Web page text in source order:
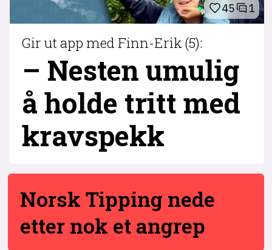
45 1
Gir ut app med Finn-Erik (5):
– Nesten umulig
å holde tritt med
krav­spekk
Norsk Tipping nede
etter nok et angrep